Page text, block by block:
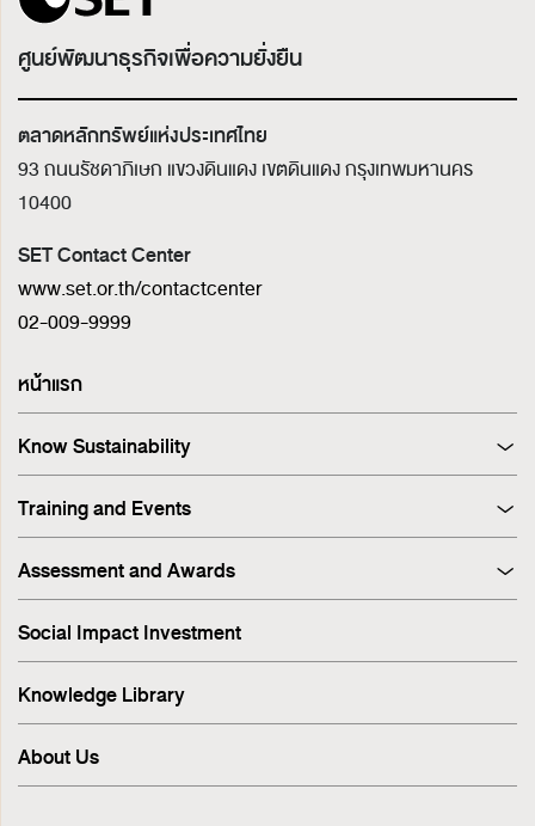
ศูนย์พัฒนาธุรกิจเพื่อความยั่งยืน
ตลาดหลักทรัพย์แห่งประเทศไทย
93 ถนนรัชดาภิเษก แขวงดินแดง เขตดินแดงกรุงเทพมหานคร
10400
SET Contact Center
www.set.or.th/contactcenter
02-009-9999
หน้าแรก
Know Sustainability
Sustainability at A Glance
Principles and Guidelines
Corporate Governance
Sustainability Management Process
Stakeholder Engagement & Materiality Analysis
ESG Risk
Sustainable Supply Chain
Environment
Innovation
Training and Events
Training
Events
Assessment and Awards
Corporate Governance Report (CGR)
SET ESG Ratings
FTSE Russell ESG Scores
ASEAN Corporate Governance Scorecard
Sustainability Index
Sustainability Awards
IR Awards
Social Impact Investment
Knowledge Library
About Us